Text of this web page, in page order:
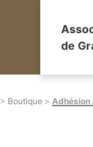
de
> Boutique >